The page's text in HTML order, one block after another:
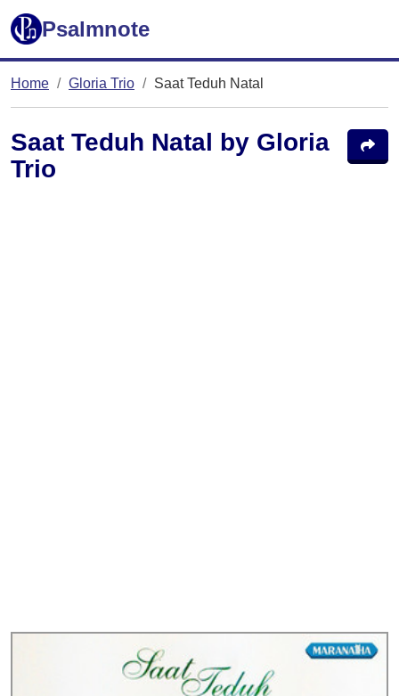
Psalmnote
Home Gloria Trio Saat Teduh Natal
Saat Teduh Natal by Gloria
Trio